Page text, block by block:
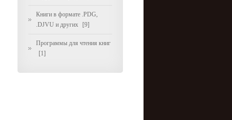
Книги в формате .PDG,
.DJVU и других
[9]
Программы для чтения книг
[1]